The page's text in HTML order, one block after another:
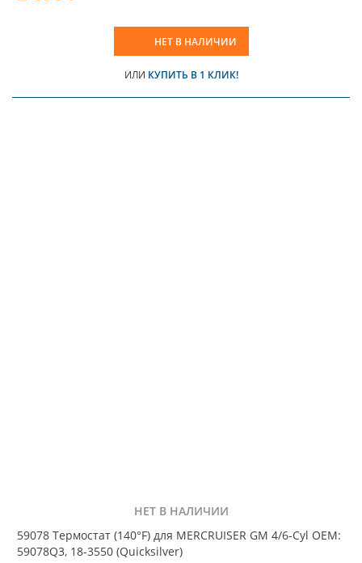
НЕТ В НАЛИЧИИ
ИЛИ КУПИТЬ В 1 КЛИК!
НЕТ В НАЛИЧИИ
59078 Термостат (140°F) для MERCRUISER GM 4/6-Cyl OEM:
59078Q3, 18-3550 (Quicksilver)